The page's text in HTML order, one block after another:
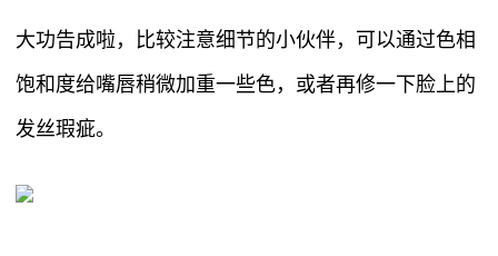
大功告成啦，比较注意细节的小伙伴，可以通过色相
饱和度给嘴唇稍微加重一些色，或者再修一下脸上的
发丝瑕疵。